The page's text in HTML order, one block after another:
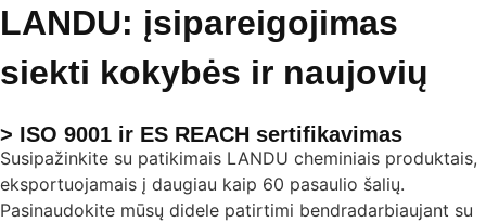
LANDU: įsipareigojimas
siekti kokybės ir naujovių
> ISO 9001 ir ES REACH sertifikavimas
Susipažinkite su patikimais LANDU cheminiais produktais,
eksportuojamais į daugiau kaip 60 pasaulio šalių.
Pasinaudokite mūsų didele patirtimi bendradarbiaujant su